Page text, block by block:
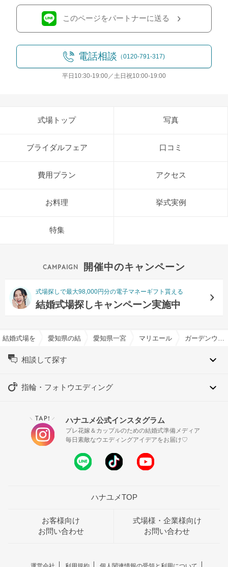
このページをパートナーに送る
電話相談 （0120-791-317)
平日10:30-19:00／土日祝10:00-19:00
式場トップ 写真
ブライダルフェア 口コミ
費用プラン アクセス
お料理 挙式実例
特集
開催中のキャンペーン
式場探しで最大98,000円分の電子マネーギフト貰える
結婚式場探しキャンペーン実施中
結婚式場を探すならハナユメ
愛知県の結婚式場一覧愛知県一宮市の結婚式場一覧マリエール ガーデン バーガーデンウエディング特集
相談して探す
指輪・フォトウエディング
＼ TAP! ／ ハナユメ公式インスタグラム
プレ花嫁＆カップルのための結婚式準備メディア
毎日素敵なウエディングアイデアをお届け♡
ハナユメTOP
お客様向け
お問い合わせ
式場様・企業様向け
お問い合わせ